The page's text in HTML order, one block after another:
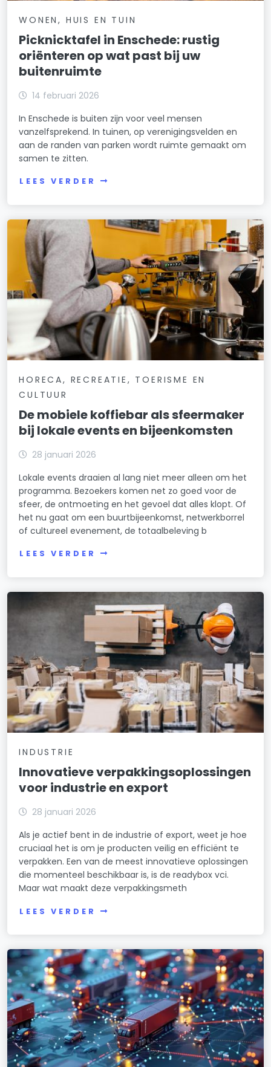
WONEN, HUIS EN TUIN
Picknicktafel in Enschede: rustig
oriënteren op wat past bij uw
buitenruimte
14 februari 2026
In Enschede is buiten zijn voor veel mensen
vanzelfsprekend. In tuinen, op verenigingsvelden en
aan de randen van parken wordt ruimte gemaakt om
samen te zitten.
LEES VERDER
HORECA, RECREATIE, TOERISME EN
CULTUUR
De mobiele koffiebar als sfeermaker
bij lokale events en bijeenkomsten
28 januari 2026
Lokale events draaien al lang niet meer alleen om het
programma. Bezoekers komen net zo goed voor de
sfeer, de ontmoeting en het gevoel dat alles klopt. Of
het nu gaat om een buurtbijeenkomst, netwerkborrel
of cultureel evenement, de totaalbeleving b
LEES VERDER
INDUSTRIE
Innovatieve verpakkingsoplossingen
voor industrie en export
28 januari 2026
Als je actief bent in de industrie of export, weet je hoe
cruciaal het is om je producten veilig en efficiënt te
verpakken. Een van de meest innovatieve oplossingen
die momenteel beschikbaar is, is de readybox vci.
Maar wat maakt deze verpakkingsmeth
LEES VERDER